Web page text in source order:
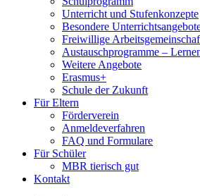
Unterricht und Stufenkonzepte
Besondere
Freiwillige
Austauschprogramme –
Weitere Angebote
Erasmus+
Schule der Zukunft
Für Eltern
Förderverein
Anmeldeverfahren
FAQ und Formulare
Für Schüler
MBR tierisch gut
Kontakt